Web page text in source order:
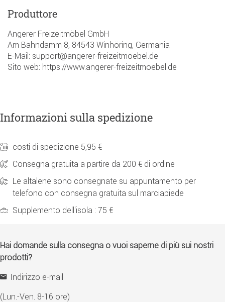
Produttore
Angerer Freizeitmöbel GmbH
Am Bahndamm 8, 84543 Winhöring, Germania
E-Mail: support@angerer-freizeitmoebel.de
Sito web: https://www.angerer-freizeitmoebel.de
Informazioni sulla spedizione
costi di spedizione 5,95 €
Consegna gratuita a partire da 200 € di ordine
Le altalene sono consegnate su appuntamento per
telefono con consegna gratuita sul marciapiede
Supplemento dell'isola : 75 €
Hai domande sulla consegna o vuoi saperne di più sui nostri
prodotti?
Indirizzo e-mail
(Lun.-Ven. 8-16 ore)